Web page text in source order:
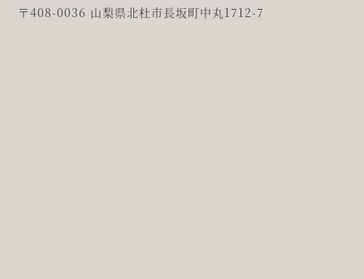
〒408-0036 山梨県北杜市長坂町中丸1712-7